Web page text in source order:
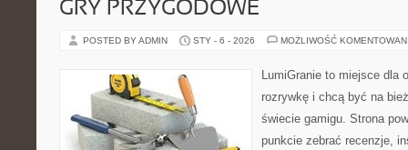
GRY PRZYGODOWE
POSTED BY ADMIN STY - 6 - 2026 MOŻLIWOŚĆ
LumiGranie to miejsce dla
rozrywkę i chcą być na
świecie gamigu. Strona
punkcie zebrać recenzje,